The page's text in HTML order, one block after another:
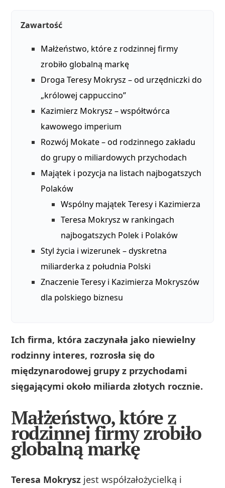
Zawartość
Małżeństwo, które z rodzinnej firmy
zrobiło globalną markę
Droga Teresy Mokrysz – od urzędniczki do
„królowej cappuccino”
Kazimierz Mokrysz – współtwórca
kawowego imperium
Rozwój Mokate – od rodzinnego zakładu
do grupy o miliardowych przychodach
Majątek i pozycja na listach najbogatszych
Polaków
Wspólny majątek Teresy i Kazimierza
Teresa Mokrysz w rankingach
najbogatszych Polek i Polaków
Styl życia i wizerunek – dyskretna
miliarderka z południa Polski
Znaczenie Teresy i Kazimierza Mokryszów
dla polskiego biznesu
Ich firma, która zaczynała jako niewielny
rodzinny interes, rozrosła się do
międzynarodowej grupy z przychodami
sięgającymi około miliarda złotych rocznie.
Małżeństwo, które z
rodzinnej firmy zrobiło
globalną markę
Teresa Mokrysz jest współzałożycielką i